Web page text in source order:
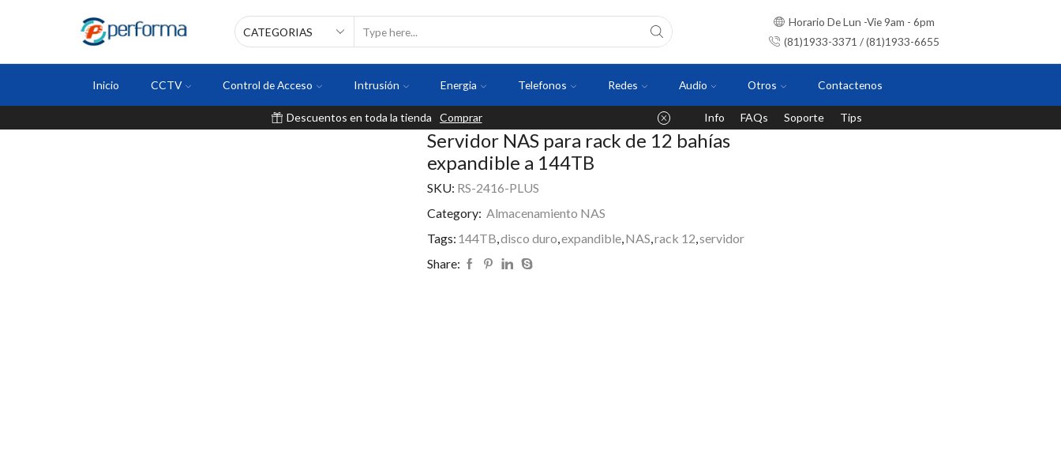
Horario De Lun -Vie 9am - 6pm
(81)1933-3371 / (81)1933-6655
Inicio CCTV Control de Acceso Intrusión Energia Telefonos Redes Audio Otros Contactenos
Descuentos en toda la tienda Comprar Info FAQs Soporte Tips
Servidor NAS para rack de 12 bahías
expandible a 144TB
SKU: RS-2416-PLUS
Category: Almacenamiento NAS
Tags: 144TB,disco duro,expandible,NAS,rack 12,servidor
Share: